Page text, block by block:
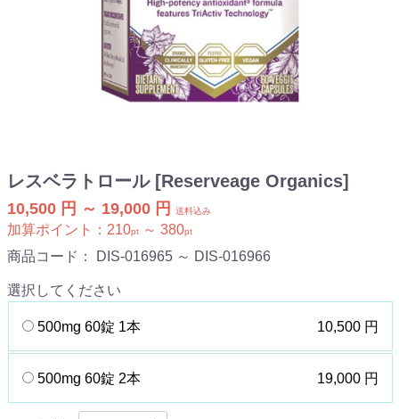
レスベラトロール [Reserveage Organics]
10,500 円 ～ 19,000 円 送料込み
加算ポイント： 210pt ～ 380pt
商品コード： DIS-016965 ～ DIS-016966
選択してください
500mg 60錠 1本 10,500 円
500mg 60錠 2本 19,000 円